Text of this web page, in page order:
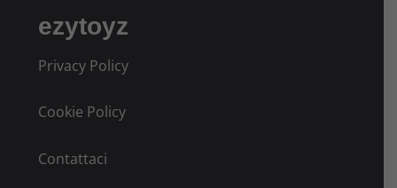
ezytoyz
Privacy Policy
Cookie Policy
Contattaci